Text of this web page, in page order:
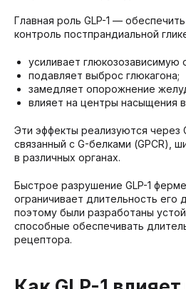
Главная роль GLP-1 —
контроль постпрандиальной
усиливает глюкозозависимую
подавляет выброс глюкагона;
замедляет опорожнение
влияет на центры насыщения
Эти эффекты реализуются через
связанный с G-белками (GPCR),
в различных органах.
Быстрое разрушение GLP-1
ограничивает длительность его
поэтому были разработаны
способные обеспечивать
рецептора.